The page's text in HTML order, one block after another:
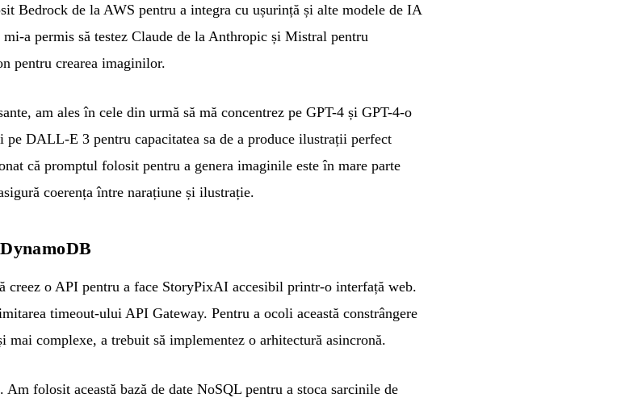
Bedrock de la AWS pentru a integra cu ușurință și alte modele de IA
a permis să testez Claude de la Anthropic și Mistral pentru
pentru crearea imaginilor.
am ales în cele din urmă să mă concentrez pe GPT-4 și GPT-4-o
DALL-E 3 pentru capacitatea sa de a produce ilustrații perfect
că promptul folosit pentru a genera imaginile este în mare parte
coerența între narațiune și ilustrație.
creez o API pentru a face StoryPixAI accesibil printr-o interfață web.
timeout-ului API Gateway. Pentru a ocoli această constrângere
mai complexe, a trebuit să implementez o arhitectură asincronă.
folosit această bază de date NoSQL pentru a stoca sarcinile de